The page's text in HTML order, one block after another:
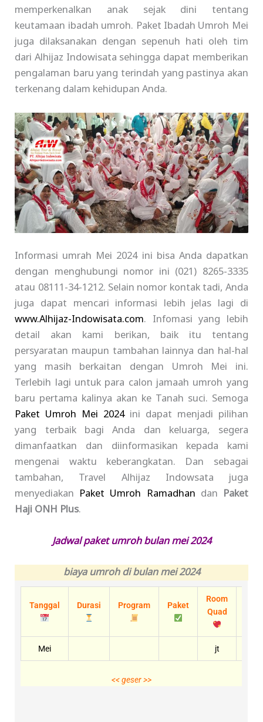
memperkenalkan anak sejak dini tentang
keutamaan ibadah umroh. Paket Ibadah Umroh Mei
juga dilaksanakan dengan sepenuh hati oleh tim
dari Alhijaz Indowisata sehingga dapat memberikan
pengalaman baru yang terindah yang pastinya akan
terkenang dalam kehidupan Anda.
Informasi umrah Mei 2024 ini bisa Anda dapatkan
dengan menghubungi nomor ini (021) 8265-3335
atau 08111-34-1212. Selain nomor kontak tadi, Anda
juga dapat mencari informasi lebih jelas lagi di
www.Alhijaz-Indowisata.com. Infomasi yang lebih
detail akan kami berikan, baik itu tentang
persyaratan maupun tambahan lainnya dan hal-hal
yang masih berkaitan dengan Umroh Mei ini.
Terlebih lagi untuk para calon jamaah umroh yang
baru pertama kalinya akan ke Tanah suci. Semoga
Paket Umroh Mei 2024ini dapat menjadi pilihan
yang terbaik bagi Anda dan keluarga, segera
dimanfaatkan dan diinformasikan kepada kami
mengenai waktu keberangkatan. Dan sebagai
tambahan, Travel Alhijaz Indowsata juga
menyediakan Paket Umroh Ramadhan dan Paket
Haji ONH Plus.
Jadwal paket umroh bulan mei 2024
biaya umroh di bulan mei 2024